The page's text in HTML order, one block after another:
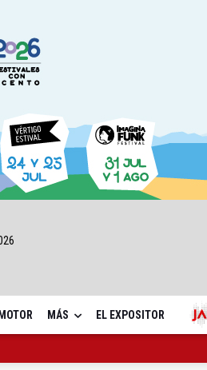
MOTOR MÁS EL EXPOSITOR